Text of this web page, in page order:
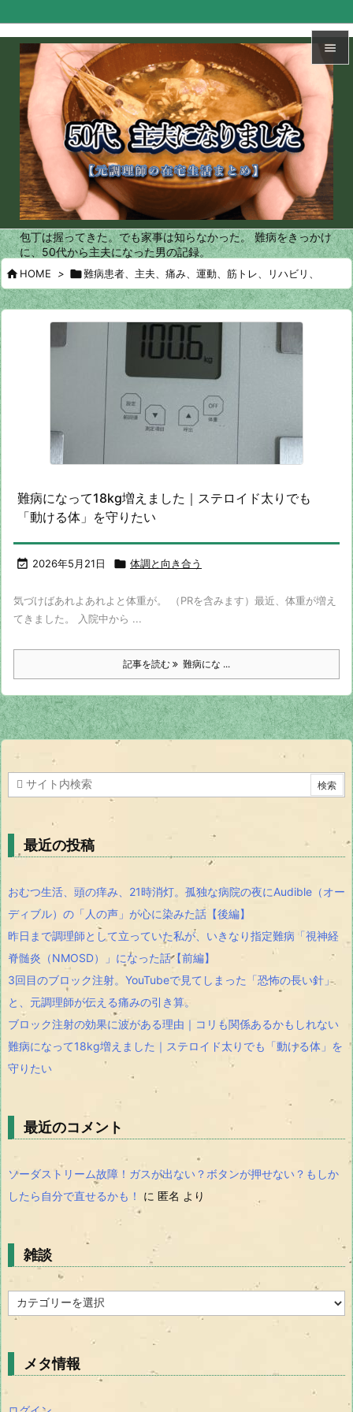


メニュ

サイド

前へ

次へ

検索
包丁は握ってきた。でも家事は知らなかった。 難病をきっかけ
に、50代から主夫になった男の記録。
HOME > 難病患者、主夫、痛み、運動、筋トレ、リハビリ、
難病になって18kg増えました｜ステロイド太りでも
「動ける体」を守りたい
 2026年5月21日  体調と向き合う
気づけばあれよあれよと体重が。 （PRを含みます）最近、体重が増え
てきました。 入院中から ...
記事を読む 難病にな ...
最近の投稿
おむつ生活、頭の痒み、21時消灯。孤独な病院の夜にAudible（オー
ディブル）の「人の声」が心に染みた話【後編】
昨日まで調理師として立っていた私が、いきなり指定難病「視神経
脊髄炎（NMOSD）」になった話【前編】
3回目のブロック注射。YouTubeで見てしまった「恐怖の長い針」
と、元調理師が伝える痛みの引き算。
ブロック注射の効果に波がある理由｜コリも関係あるかもしれない
難病になって18kg増えました｜ステロイド太りでも「動ける体」を
守りたい
最近のコメント
ソーダストリーム故障！ガスが出ない？ボタンが押せない？もしか
したら自分で直せるかも！
に 匿名 より
雑談
談
メタ情報